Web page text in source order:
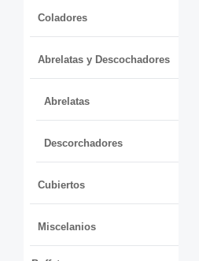
Coladores
Abrelatas y Descochadores
Abrelatas
Descorchadores
Cubiertos
Miscelanios